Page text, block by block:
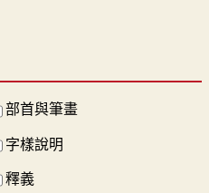
部首與筆畫
字樣說明
釋義